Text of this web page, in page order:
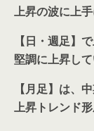
上昇の波に上
【日・週足】
堅調に上昇して
【月足】は、
上昇トレンド